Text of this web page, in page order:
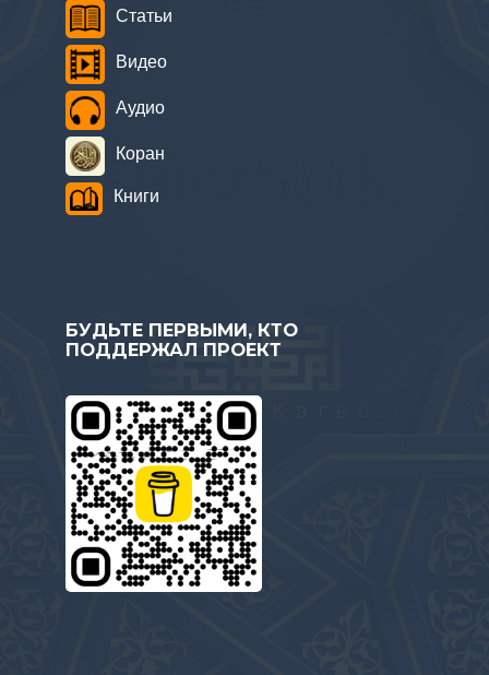
Статьи
Видео
Аудио
Коран
Книги
БУДЬТЕ ПЕРВЫМИ, КТО
ПОДДЕРЖАЛ ПРОЕКТ